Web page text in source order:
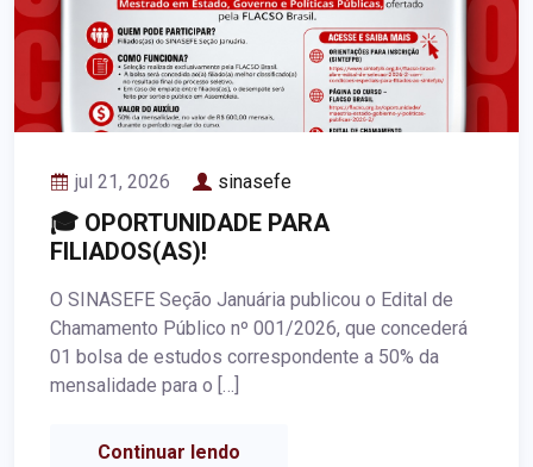
jul 21, 2026 sinasefe
🎓 OPORTUNIDADE PARA
FILIADOS(AS)!
O SINASEFE Seção Januária publicou o Edital de
Chamamento Público nº 001/2026, que concederá
01 bolsa de estudos correspondente a 50% da
mensalidade para o […]
Continuar lendo